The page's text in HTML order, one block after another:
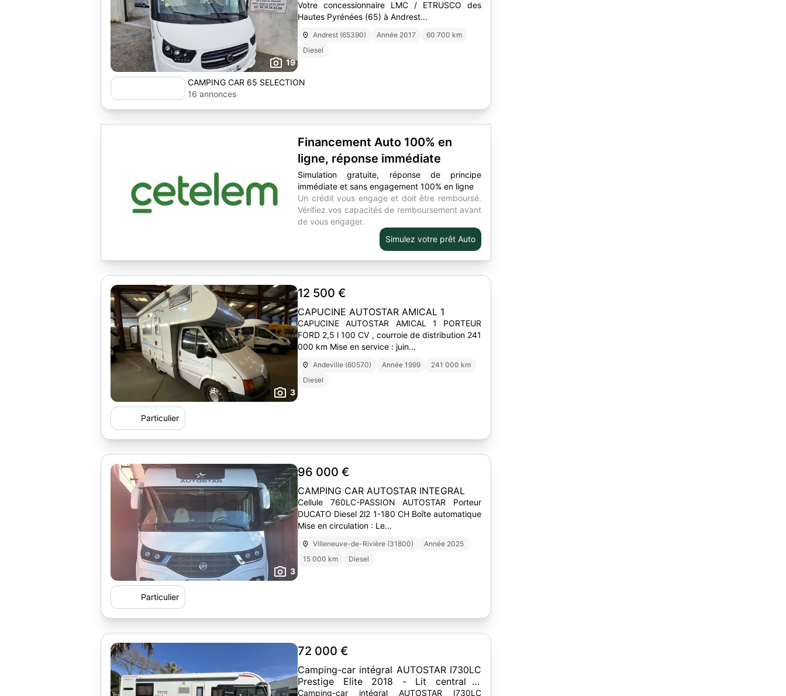
19
Votre concessionnaire LMC / ETRUSCO des
Hautes Pyrénées (65) à Andrest...
Andrest (65390) Année 2017
60 700 km
Diesel
CAMPING CAR 65 SELECTION
16 annonces
Financement Auto 100% en
ligne, réponse immédiate
Simulation gratuite, réponse de principe
immédiate et sans engagement 100% en ligne
Un crédit vous engage et doit être remboursé.
Vérifiez vos capacités de remboursement avant
de vous engager.
Simulez votre prêt Auto
3
12 500 €
CAPUCINE AUTOSTAR AMICAL 1
CAPUCINE AUTOSTAR AMICAL 1 PORTEUR
FORD 2,5 l 100 CV , courroie de distribution 241
000 km Mise en service : juin...
Andeville (60570) Année 1999
241 000 km
Diesel
Particulier
3
96 000 €
CAMPING CAR AUTOSTAR INTEGRAL
Cellule 760LC-PASSION AUTOSTAR Porteur
DUCATO Diesel 2l2 1-180 CH Boîte automatique
Mise en circulation : Le...
Villeneuve-de-Rivière (31800)
Année 2025
15 000 km
Diesel
Particulier
72 000 €
Camping-car intégral AUTOSTAR I730LC
Prestige Elite 2018 - Lit central +
pavillon - 180 CV
Camping-car intégral AUTOSTAR I730LC